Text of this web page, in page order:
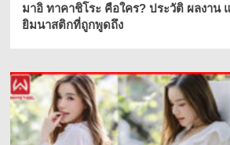
มาอิ ทาคาชิโระ คือใคร? ประวัติ ผลงาน
ยิมนาสติกที่ถูกพูดถึง